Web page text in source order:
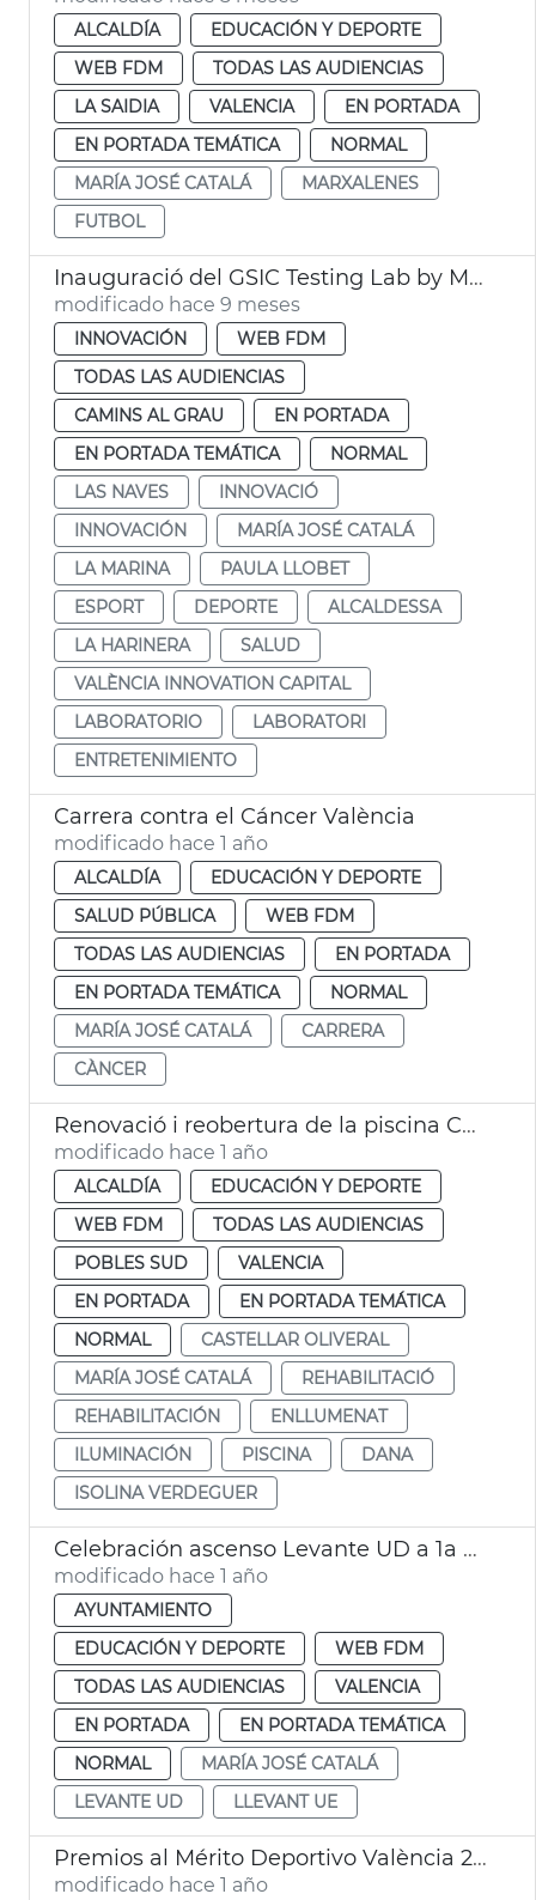
ALCALDÍA
EDUCACIÓN Y DEPORTE
WEB FDM
TODAS LAS AUDIENCIAS
LA SAIDIA
VALENCIA
EN PORTADA
EN PORTADA TEMÁTICA
NORMAL
MARÍA JOSÉ CATALÁ
MARXALENES
FUTBOL
Inauguració del GSIC Testing Lab by Microsoft
modificado hace 9 meses
INNOVACIÓN
WEB FDM
TODAS LAS AUDIENCIAS
CAMINS AL GRAU
EN PORTADA
EN PORTADA TEMÁTICA
NORMAL
LAS NAVES
INNOVACIÓ
INNOVACIÓN
MARÍA JOSÉ CATALÁ
LA MARINA
PAULA LLOBET
ESPORT
DEPORTE
ALCALDESSA
LA HARINERA
SALUD
VALÈNCIA INNOVATION CAPITAL
LABORATORIO
LABORATORI
ENTRETENIMIENTO
Carrera contra el Cáncer València
modificado hace 1 año
ALCALDÍA
EDUCACIÓN Y DEPORTE
SALUD PÚBLICA
WEB FDM
TODAS LAS AUDIENCIAS
EN PORTADA
EN PORTADA TEMÁTICA
NORMAL
MARÍA JOSÉ CATALÁ
CARRERA
CÀNCER
Renovació i reobertura de la piscina Castellar després de la dana
modificado hace 1 año
ALCALDÍA
EDUCACIÓN Y DEPORTE
WEB FDM
TODAS LAS AUDIENCIAS
POBLES SUD
VALENCIA
EN PORTADA
EN PORTADA TEMÁTICA
NORMAL
CASTELLAR OLIVERAL
MARÍA JOSÉ CATALÁ
REHABILITACIÓ
REHABILITACIÓN
ENLLUMENAT
ILUMINACIÓN
PISCINA
DANA
ISOLINA VERDEGUER
Celebración ascenso Levante UD a 1a división
modificado hace 1 año
AYUNTAMIENTO
EDUCACIÓN Y DEPORTE
WEB FDM
TODAS LAS AUDIENCIAS
VALENCIA
EN PORTADA
EN PORTADA TEMÁTICA
NORMAL
MARÍA JOSÉ CATALÁ
LEVANTE UD
LLEVANT UE
Premios al Mérito Deportivo València 2025
modificado hace 1 año